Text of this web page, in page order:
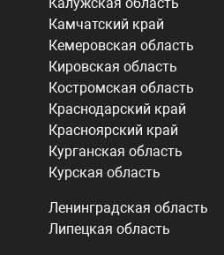
Камчатский край
Кемеровская область
Кировская область
Костромская область
Краснодарский край
Красноярский край
Курганская область
Курская область
Ленинградская область
Липецкая область